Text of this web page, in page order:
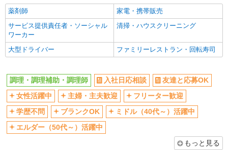
薬剤師
家電・携帯販売
サービス提供責任者・ソーシャル
ワーカー
清掃・ハウスクリーニング
大型ドライバー ファミリーレストラン・回転寿司
調理・調理補助・調理師 入社日応相談
友達と応募OK
女性活躍中
主婦・主夫歓迎
フリーター歓迎
学歴不問
ブランクOK
ミドル（40代～）活躍中
エルダー（50代～）活躍中
もっと見る